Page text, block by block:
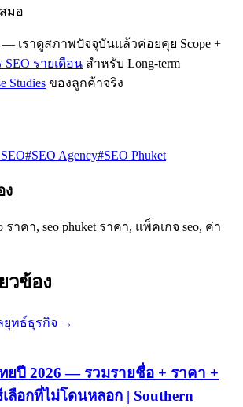
มอ
เราดูสภาพปัจจุบันแล้วค่อยคุย Scope +
SEO รายเดือน สำหรับ Long-term
Studies ของลูกค้าจริง
#SEO Agency#SEO Phuket
ง
ราคา, seo phuket ราคา, แพ็คเกจ seo, ค่า
วข้อง
ยุทธ์ธุรกิจ →
ยปี 2026 — รวมรายชื่อ + ราคา +
เลือกที่ไม่โดนหลอก | Southern